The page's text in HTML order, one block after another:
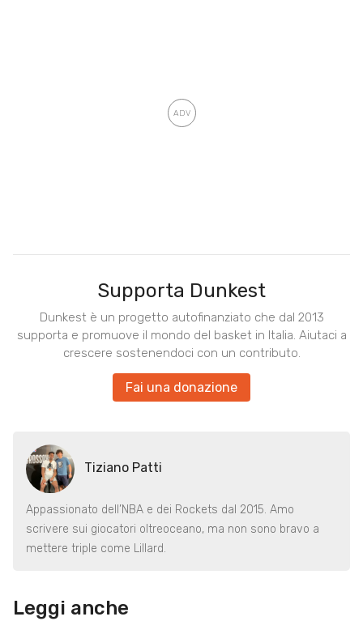
Supporta Dunkest
Dunkest è un progetto autofinanziato che dal 2013
supporta e promuove il mondo del basket in Italia. Aiutaci a
crescere sostenendoci con un contributo.
Fai una donazione
Tiziano Patti
Appassionato dell’NBA e dei Rockets dal 2015. Amo
scrivere sui giocatori oltreoceano, ma non sono bravo a
mettere triple come Lillard.
Leggi anche